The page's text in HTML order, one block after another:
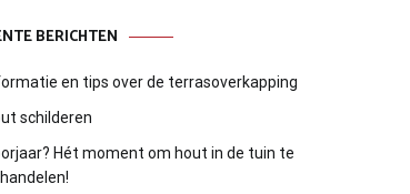
BERICHTEN
en tips over de terrasoverkapping
schilderen
Hét moment om hout in de tuin te